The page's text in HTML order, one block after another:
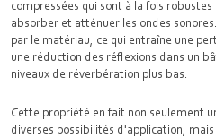
compressées qui sont à la fois
absorber et atténuer les ondes
par le matériau, ce qui entraîne une
une réduction des réflexions dans un
niveaux de réverbération plus bas.
Cette propriété en fait non seulement
diverses possibilités d'application,